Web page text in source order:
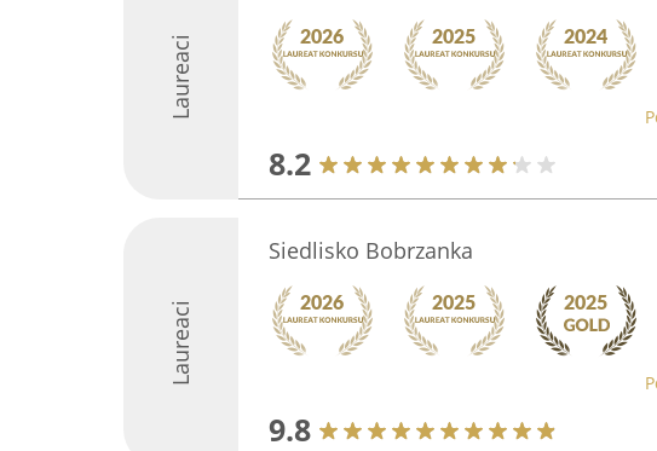
Laureaci
8.2
Laureaci
Siedlisko Bobrzanka
9.8